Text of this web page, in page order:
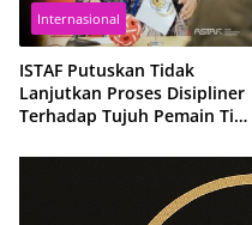
Internasional
ISTAF Putuskan Tidak
Lanjutkan Proses Disipliner
Terhadap Tujuh Pemain Tim
Thailand